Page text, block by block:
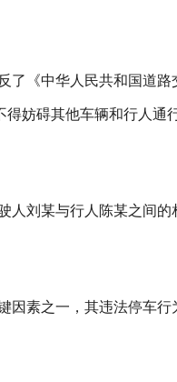
了《中华人民共和国道
妨碍其他车辆和行人通
人刘某与行人陈某之间的
因素之一，其违法停车行